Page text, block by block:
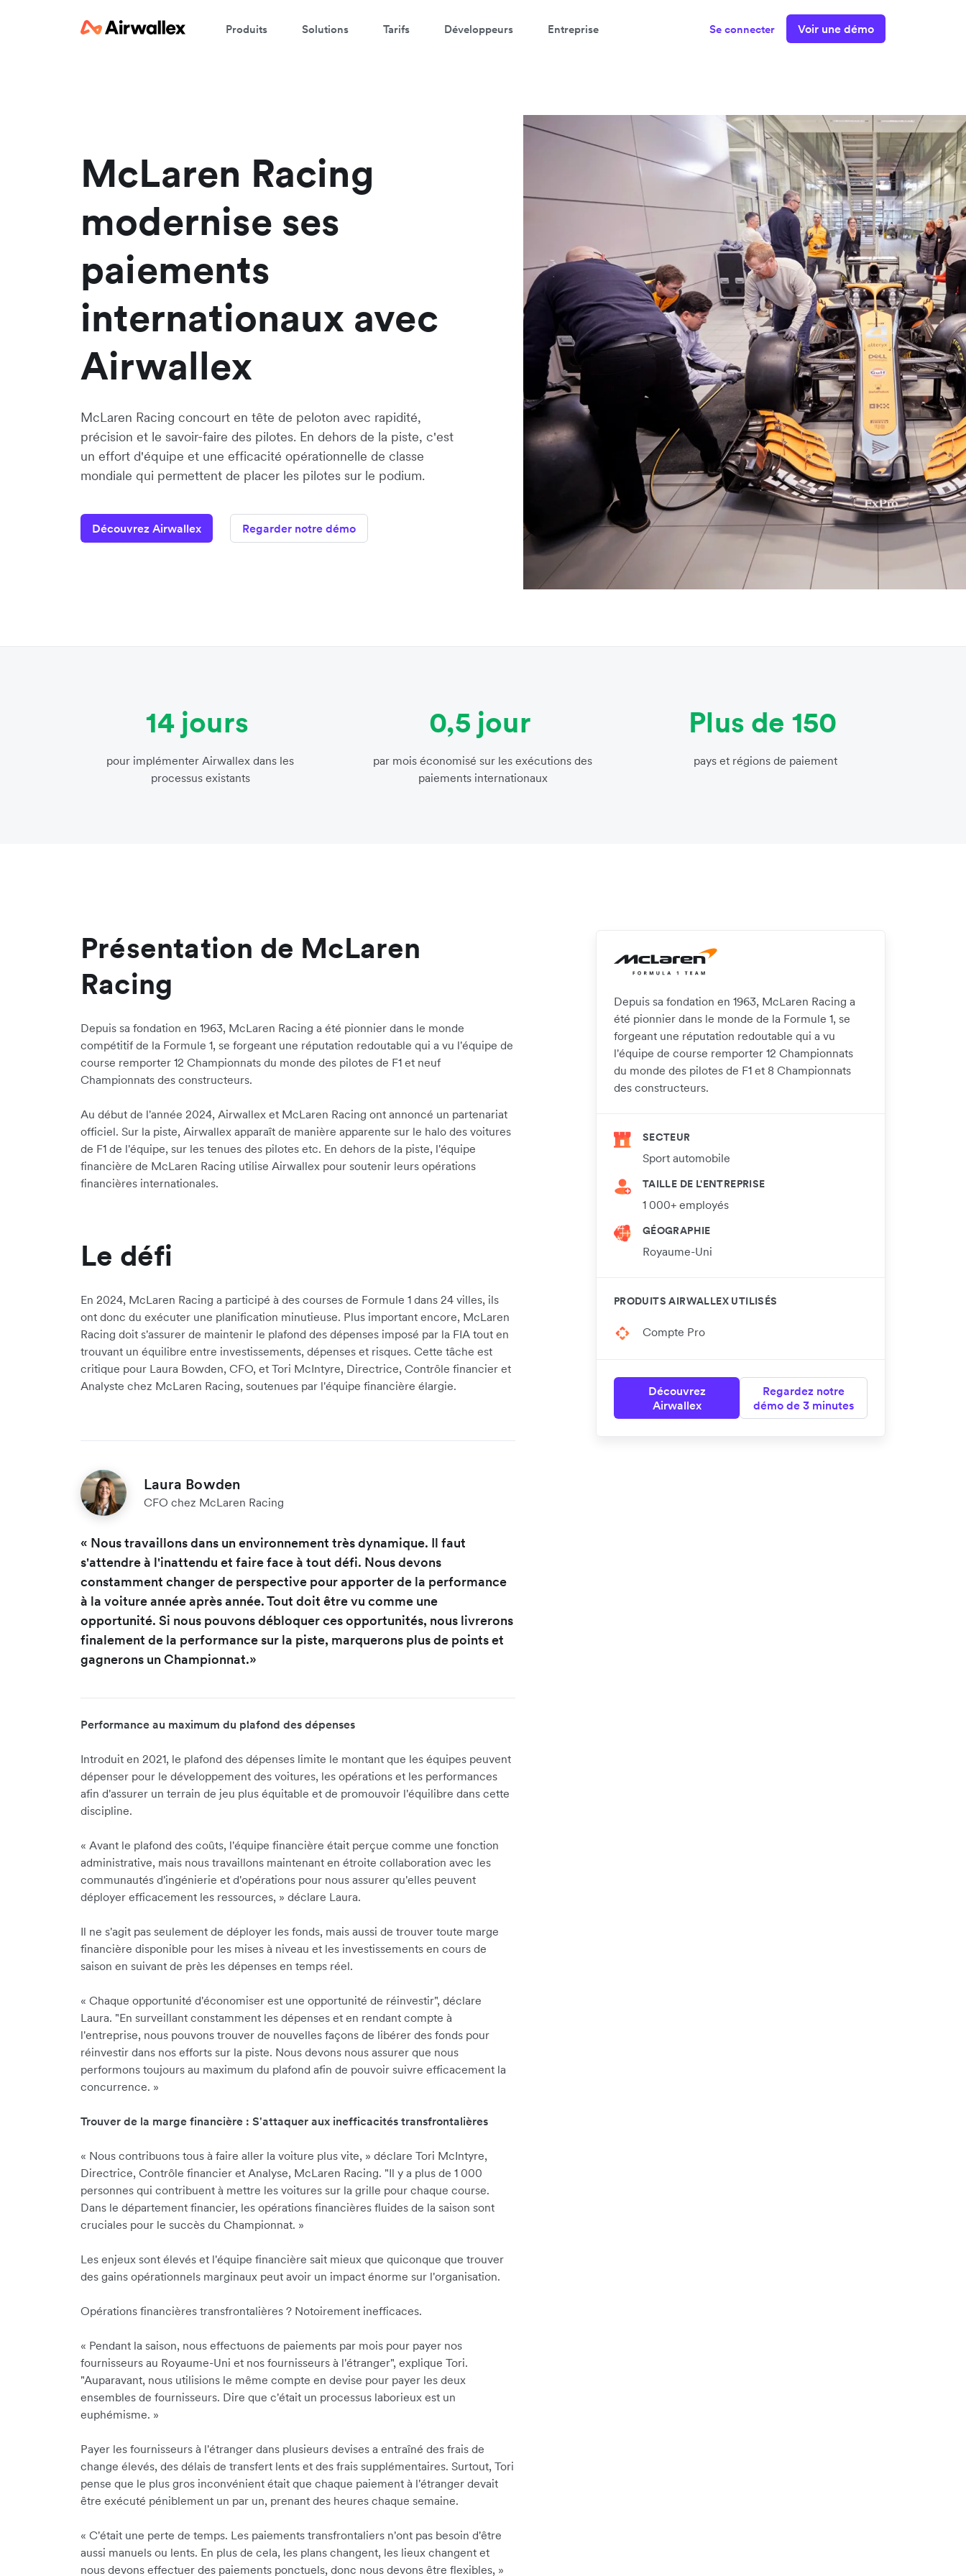
Produits Solutions Tarifs Développeurs Entreprise Se connecter Voir une démo
McLaren Racing
modernise ses
paiements
internationaux avec
Airwallex
McLaren Racing concourt en tête de peloton avec rapidité,
précision et le savoir-faire des pilotes. En dehors de la piste, c'est
un effort d'équipe et une efficacité opérationnelle de classe
mondiale qui permettent de placer les pilotes sur le podium.
Découvrez Airwallex Regarder notre démo
14 jours
pour implémenter Airwallex dans les
processus existants
0,5 jour
par mois économisé sur les exécutions des
paiements internationaux
Plus de 150
pays et régions de paiement
Depuis sa fondation en 1963, McLaren Racing a
été pionnier dans le monde de la Formule 1, se
forgeant une réputation redoutable qui a vu
l'équipe de course remporter 12 Championnats
du monde des pilotes de F1 et 8 Championnats
des constructeurs.
SECTEUR
Sport automobile
TAILLE DE L'ENTREPRISE
1 000+ employés
GÉOGRAPHIE
Royaume-Uni
PRODUITS AIRWALLEX UTILISÉS
Compte Pro
Découvrez
Airwallex
Regardez notre
démo de 3 minutes
Présentation de McLaren
Racing
Depuis sa fondation en 1963, McLaren Racing a été pionnier dans le monde
compétitif de la Formule 1, se forgeant une réputation redoutable qui a vu l'équipe de
course remporter 12 Championnats du monde des pilotes de F1 et neuf
Championnats des constructeurs.
Au début de l'année 2024, Airwallex et McLaren Racing ont annoncé un partenariat
officiel. Sur la piste, Airwallex apparaît de manière apparente sur le halo des voitures
de F1 de l'équipe, sur les tenues des pilotes etc. En dehors de la piste, l'équipe
financière de McLaren Racing utilise Airwallex pour soutenir leurs opérations
financières internationales.
Le défi
En 2024, McLaren Racing a participé à des courses de Formule 1 dans 24 villes, ils
ont donc du exécuter une planification minutieuse. Plus important encore, McLaren
Racing doit s'assurer de maintenir le plafond des dépenses imposé par la FIA tout en
trouvant un équilibre entre investissements, dépenses et risques. Cette tâche est
critique pour Laura Bowden, CFO, et Tori McIntyre, Directrice, Contrôle financier et
Analyste chez McLaren Racing, soutenues par l'équipe financière élargie.
Laura Bowden
CFO chez McLaren Racing
« Nous travaillons dans un environnement très dynamique. Il faut
s'attendre à l'inattendu et faire face à tout défi. Nous devons
constamment changer de perspective pour apporter de la performance
à la voiture année après année. Tout doit être vu comme une
opportunité. Si nous pouvons débloquer ces opportunités, nous livrerons
finalement de la performance sur la piste, marquerons plus de points et
gagnerons un Championnat.»
Performance au maximum du plafond des dépenses
Introduit en 2021, le plafond des dépenses limite le montant que les équipes peuvent
dépenser pour le développement des voitures, les opérations et les performances
afin d'assurer un terrain de jeu plus équitable et de promouvoir l'équilibre dans cette
discipline.
« Avant le plafond des coûts, l'équipe financière était perçue comme une fonction
administrative, mais nous travaillons maintenant en étroite collaboration avec les
communautés d'ingénierie et d'opérations pour nous assurer qu'elles peuvent
déployer efficacement les ressources, » déclare Laura.
Il ne s'agit pas seulement de déployer les fonds, mais aussi de trouver toute marge
financière disponible pour les mises à niveau et les investissements en cours de
saison en suivant de près les dépenses en temps réel.
« Chaque opportunité d'économiser est une opportunité de réinvestir", déclare
Laura. "En surveillant constamment les dépenses et en rendant compte à
l'entreprise, nous pouvons trouver de nouvelles façons de libérer des fonds pour
réinvestir dans nos efforts sur la piste. Nous devons nous assurer que nous
performons toujours au maximum du plafond afin de pouvoir suivre efficacement la
concurrence. »
Trouver de la marge financière : S'attaquer aux inefficacités transfrontalières
« Nous contribuons tous à faire aller la voiture plus vite, » déclare Tori McIntyre,
Directrice, Contrôle financier et Analyse, McLaren Racing. "Il y a plus de 1 000
personnes qui contribuent à mettre les voitures sur la grille pour chaque course.
Dans le département financier, les opérations financières fluides de la saison sont
cruciales pour le succès du Championnat. »
Les enjeux sont élevés et l'équipe financière sait mieux que quiconque que trouver
des gains opérationnels marginaux peut avoir un impact énorme sur l'organisation.
Opérations financières transfrontalières ? Notoirement inefficaces.
« Pendant la saison, nous effectuons de paiements par mois pour payer nos
fournisseurs au Royaume-Uni et nos fournisseurs à l'étranger", explique Tori.
"Auparavant, nous utilisions le même compte en devise pour payer les deux
ensembles de fournisseurs. Dire que c'était un processus laborieux est un
euphémisme. »
Payer les fournisseurs à l'étranger dans plusieurs devises a entraîné des frais de
change élevés, des délais de transfert lents et des frais supplémentaires. Surtout, Tori
pense que le plus gros inconvénient était que chaque paiement à l'étranger devait
être exécuté péniblement un par un, prenant des heures chaque semaine.
« C'était une perte de temps. Les paiements transfrontaliers n'ont pas besoin d'être
aussi manuels ou lents. En plus de cela, les plans changent, les lieux changent et
nous devons effectuer des paiements ponctuels, donc nous devons être flexibles, »
Entrez vos coordonnées ci-dessous pour visionner la démo: